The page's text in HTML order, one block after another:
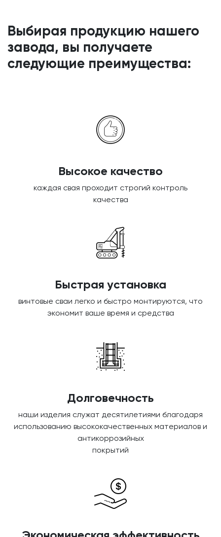
Выбирая продукцию нашего
завода, вы получаете
следующие преимущества:
Высокое качество
каждая свая проходит строгий контроль
качества
Быстрая установка
винтовые сваи легко и быстро монтируются, что
экономит ваше время и средства
Долговечность
наши изделия служат десятилетиями благодаря
использованию высококачественных материалов и
антикоррозийных
покрытий